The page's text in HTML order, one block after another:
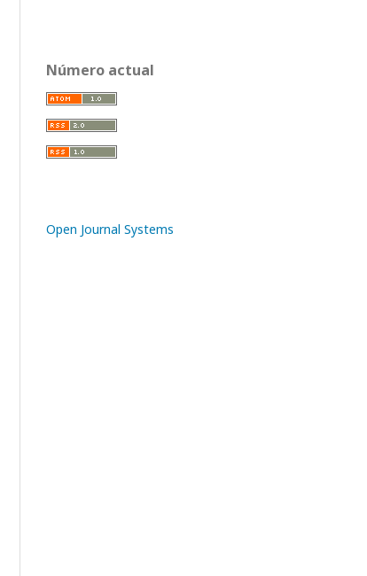
Número actual
Open Journal Systems